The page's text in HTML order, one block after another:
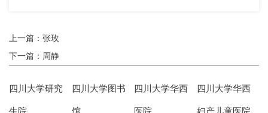
上一篇：张玫
下一篇：周静
四川大学研究
生院
四川大学图书
馆
四川大学华西
医院
四川大学华西
妇产儿童医院